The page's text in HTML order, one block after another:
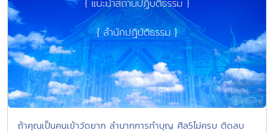
ถ้าคุณเป็นคนเข้าวัดยาก ลำบากการทำบุญ ศีล5ไม่ครบ ติดลบ